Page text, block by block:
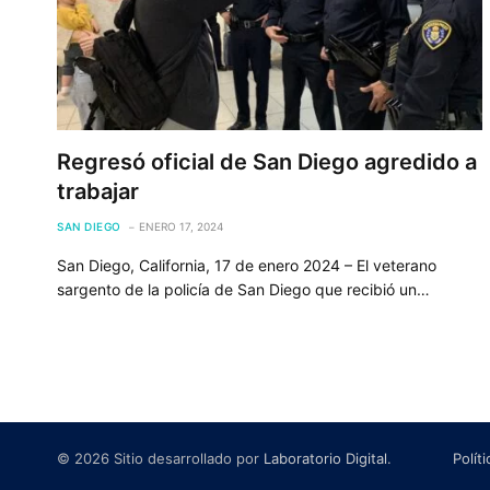
Regresó oficial de San Diego agredido a
trabajar
SAN DIEGO ENERO 17, 2024
San Diego, California, 17 de enero 2024 – El veterano
sargento de la policía de San Diego que recibió un…
© 2026 Sitio desarrollado por Laboratorio Digital.